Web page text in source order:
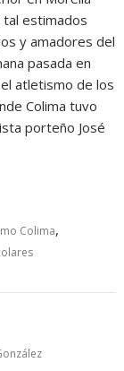
tal estimados
y amadores del
pasada en
atletismo de los
Colima tuvo
porteño José
Colima,